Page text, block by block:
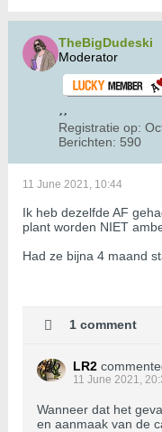
TheBigDudeski
Moderator
Registratie op:
Berichten: 590
11 June 2021, 10:44
Ik heb dezelfde AF
plant worden NIET
Had ze bijna 4 maand
1 comment
LR2
11 June 2021,
Wanneer dat het
en aanmaak van de